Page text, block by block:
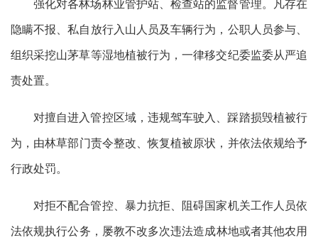
强化对各林场林业管护站、检查站的监督管理。凡存在
隐瞒不报、私自放行入山人员及车辆行为 ， 公职人员参与、
组织采挖山茅草等湿地植被行为 ，一律移交纪委监委从严追
责处置。
对擅自进入管控区域， 违规驾车驶入、踩踏损毁植被行
为 ， 由林草部门责令整改、恢复植被原状，并依法依规给予
行政处罚。
对拒不配合管控、 暴力抗拒 阻碍国家机关工作人员依
法依规执行公务， 屡教不改多次违法造成林地或者其他农用